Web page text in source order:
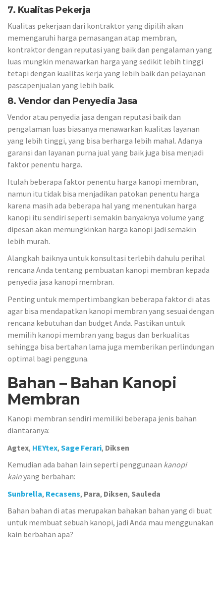
7. Kualitas Pekerja
Kualitas pekerjaan dari kontraktor yang dipilih akan
memengaruhi harga pemasangan atap membran,
kontraktor dengan reputasi yang baik dan pengalaman yang
luas mungkin menawarkan harga yang sedikit lebih tinggi
tetapi dengan kualitas kerja yang lebih baik dan pelayanan
pascapenjualan yang lebih baik.
8. Vendor dan Penyedia Jasa
Vendor atau penyedia jasa dengan reputasi baik dan
pengalaman luas biasanya menawarkan kualitas layanan
yang lebih tinggi, yang bisa berharga lebih mahal. Adanya
garansi dan layanan purna jual yang baik juga bisa menjadi
faktor penentu harga.
Itulah beberapa faktor penentu harga kanopi membran,
namun itu tidak bisa menjadikan patokan penentu harga
karena masih ada beberapa hal yang menentukan harga
kanopi itu sendiri seperti semakin banyaknya volume yang
dipesan akan memungkinkan harga kanopi jadi semakin
lebih murah.
Alangkah baiknya untuk konsultasi terlebih dahulu perihal
rencana Anda tentang pembuatan kanopi membran kepada
penyedia jasa kanopi membran.
Penting untuk mempertimbangkan beberapa faktor di atas
agar bisa mendapatkan kanopi membran yang sesuai dengan
rencana kebutuhan dan budget Anda. Pastikan untuk
memilih kanopi membran yang bagus dan berkualitas
sehingga bisa bertahan lama juga memberikan perlindungan
optimal bagi pengguna.
Bahan – Bahan Kanopi
Membran
Kanopi membran sendiri memiliki beberapa jenis bahan
diantaranya:
Agtex, HEYtex, Sage Ferari, Diksen
Kemudian ada bahan lain seperti penggunaan kanopi
kainyang berbahan:
Sunbrella, Recasens, Para, Diksen, Sauleda
Bahan bahan di atas merupakan bahakan bahan yang di buat
untuk membuat sebuah kanopi, jadi Anda mau menggunakan
kain berbahan apa?